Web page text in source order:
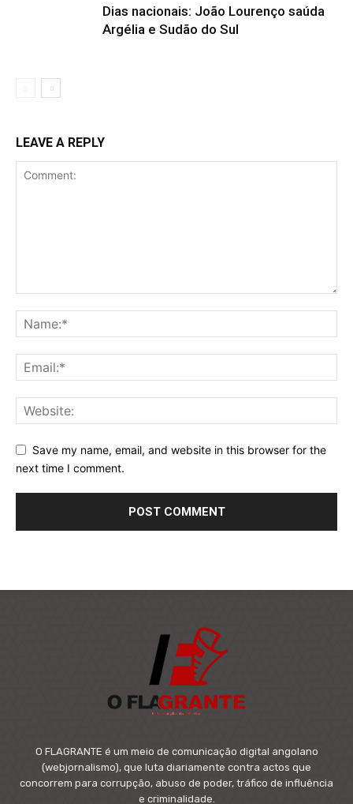
Dias nacionais: João Lourenço saúda
Argélia e Sudão do Sul
LEAVE A REPLY
Save my name, email, and website in this browser for the
next time I comment.
O FLAGRANTE é um meio de comunicação digital angolano
(webjornalismo), que luta diariamente contra actos que
concorrem para corrupção, abuso de poder, tráfico de influência
e criminalidade.